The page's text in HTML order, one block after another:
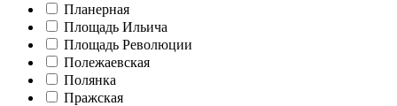
Планерная
Площадь Ильича
Площадь Революции
Полежаевская
Полянка
Пражская